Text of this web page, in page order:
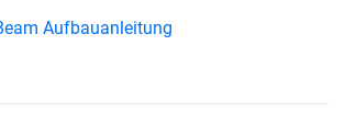
Aufbauanleitung